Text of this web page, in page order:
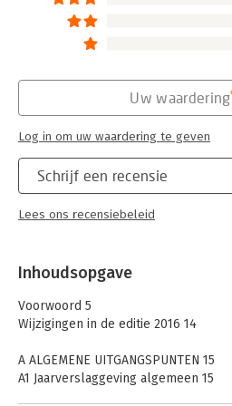
Schrijf een recensie
Lees ons recensiebeleid
Uw waardering
Log in om uw waardering te geven
Inhoudsopgave
Voorwoord 5
Wijzigingen in de editie 2016 14
A ALGEMENE UITGANGSPUNTEN 15
A1 Jaarverslaggeving algemeen 15